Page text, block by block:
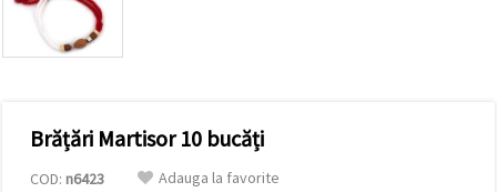
conținut și
noștri de
marketing.
Brățări Martisor 10 bucăți
COD: n6423 Adauga la favorite